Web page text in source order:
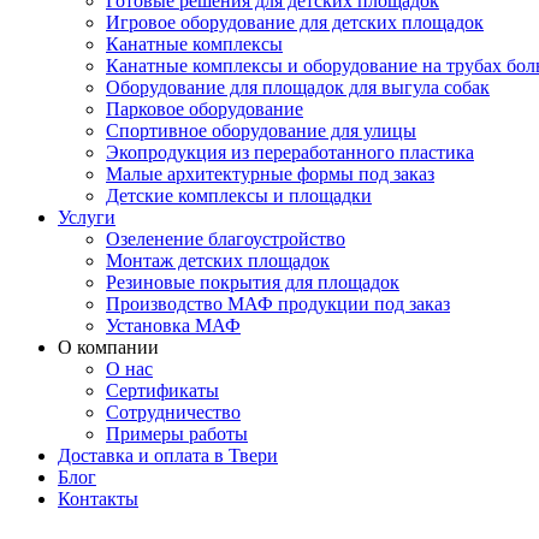
Игровое оборудование для детских площадок
Канатные комплексы
Канатные комплексы и оборудование на трубах
Оборудование для площадок для выгула собак
Парковое оборудование
Спортивное оборудование для улицы
Экопродукция из переработанного пластика
Малые архитектурные формы под заказ
Детские комплексы и площадки
Услуги
Озеленение благоустройство
Монтаж детских площадок
Резиновые покрытия для площадок
Производство МАФ продукции под заказ
Установка МАФ
О компании
О нас
Сертификаты
Сотрудничество
Примеры работы
Доставка и оплата в Твери
Блог
Контакты